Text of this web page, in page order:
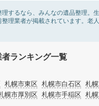
するなら、みんなの遺品整理。
理業者が掲載されています。老
回収・引き取りから、在宅介護の
り込み検索を利用してみましょう
終活でエンディングノートの選び
についてもチェックしてみてくだ
ランキング一覧
札幌市東区 札幌市白石区 札
幌市厚別区 札幌市手稲区 札